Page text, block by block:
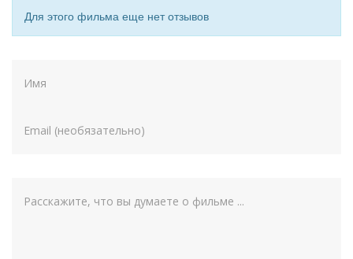
Для этого фильма еще нет отзывов